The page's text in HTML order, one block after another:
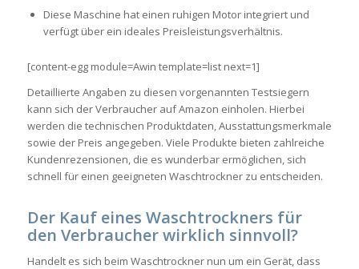
Diese Maschine hat einen ruhigen Motor integriert und
verfügt über ein ideales Preisleistungsverhältnis.
[content-egg module=Awin template=list next=1]
Detaillierte Angaben zu diesen vorgenannten Testsiegern
kann sich der Verbraucher auf Amazon einholen. Hierbei
werden die technischen Produktdaten, Ausstattungsmerkmale
sowie der Preis angegeben. Viele Produkte bieten zahlreiche
Kundenrezensionen, die es wunderbar ermöglichen, sich
schnell für einen geeigneten Waschtrockner zu entscheiden.
Der Kauf eines Waschtrockners für
den Verbraucher wirklich sinnvoll?
Handelt es sich beim Waschtrockner nun um ein Gerät, dass